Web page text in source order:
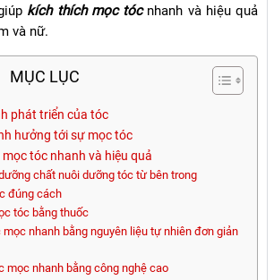
kích thích mọc tóc nhanh và hiệu quả
và nữ.
MỤC LỤC
phát triển của tóc
hưởng tới sự mọc tóc
tóc nhanh và hiệu quả
chất nuôi dưỡng tóc từ bên trong
đúng cách
tóc bằng thuốc
mọc nhanh bằng nguyên liệu tự nhiên đơn giản
mọc nhanh bằng công nghệ cao